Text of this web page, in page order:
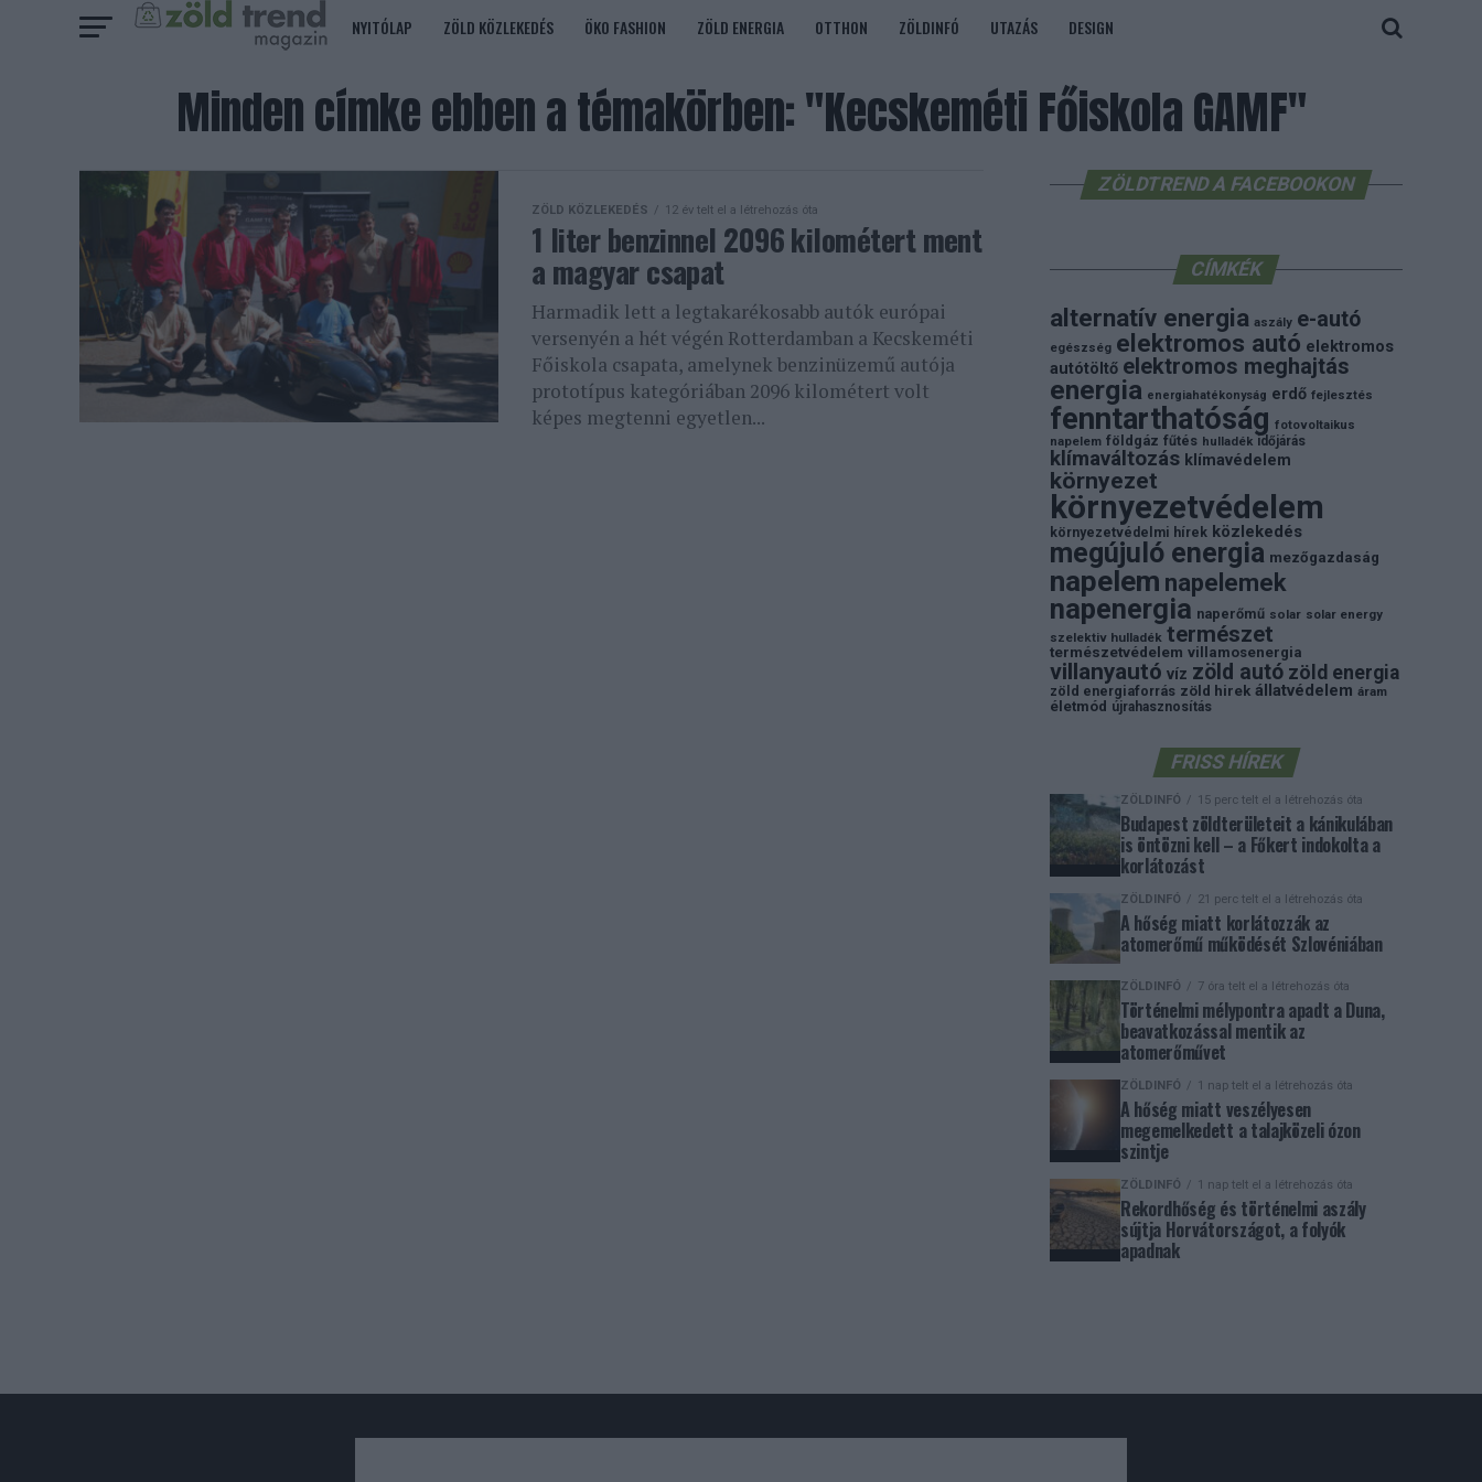
NYITÓLAP ZÖLD KÖZLEKEDÉS ÖKO FASHION ZÖLD ENERGIA OTTHON ZÖLDINFÓ UTAZÁS DESIGN
Minden címke ebben a témakörben: "Kecskeméti Főiskola GAMF"
ZÖLD KÖZLEKEDÉS 12 év telt el a létrehozás óta
1 liter benzinnel 2096 kilométert ment
a magyar csapat
Harmadik lett a legtakarékosabb autók európai
versenyén a hét végén Rotterdamban a Kecskeméti
Főiskola csapata, amelynek benzinüzemű autója
prototípus kategóriában 2096 kilométert volt
képes megtenni egyetlen...
ZÖLDTREND A FACEBOOKON
CÍMKÉK
alternatív energia aszály e-autó
egészség elektromos autó elektromos
autótöltő elektromos meghajtás
energia energiahatékonyság erdő fejlesztés
fenntarthatóság fotovoltaikus
napelem földgáz fűtés hulladék időjárás
klímaváltozás klímavédelem
környezet
környezetvédelem
környezetvédelmi hírek közlekedés
megújuló energia mezőgazdaság
napelem napelemek
napenergia naperőmű solar solar energy
szelektiv hulladék természet
természetvédelem villamosenergia
villanyautó víz zöld autó zöld energia
zöld energiaforrás zöld hirek állatvédelem áram
életmód újrahasznosítás
FRISS HÍREK
ZÖLDINFÓ 15 perc telt el a létrehozás óta
Budapest zöldterületeit a kánikulában
is öntözni kell – a Főkert indokolta a
korlátozást
ZÖLDINFÓ 21 perc telt el a létrehozás óta
A hőség miatt korlátozzák az
atomerőmű működését Szlovéniában
ZÖLDINFÓ 7 óra telt el a létrehozás óta
Történelmi mélypontra apadt a Duna,
beavatkozással mentik az
atomerőművet
ZÖLDINFÓ 1 nap telt el a létrehozás óta
A hőség miatt veszélyesen
megemelkedett a talajközeli ózon
szintje
ZÖLDINFÓ 1 nap telt el a létrehozás óta
Rekordhőség és történelmi aszály
sújtja Horvátországot, a folyók
apadnak